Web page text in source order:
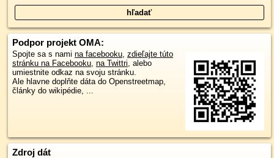
Podpor projekt OMA:
Spojte sa s nami na facebooku zdieľajte túto
stránku na Facebooku na Twittri , alebo
umiestnite odkaz na svoju stránku.
Ale hlavne doplňte dáta do Openstreetmap,
články do wikipédie, ...
Zdroj dát